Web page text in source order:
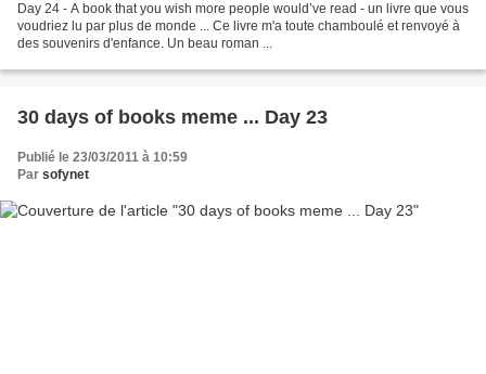
Day 24 - A book that you wish more people would’ve read - un livre que vous
voudriez lu par plus de monde ... Ce livre m'a toute chamboulé et renvoyé à
des souvenirs d'enfance. Un beau roman ...
30 days of books meme ... Day 23
Publié le 23/03/2011 à 10:59
Par sofynet